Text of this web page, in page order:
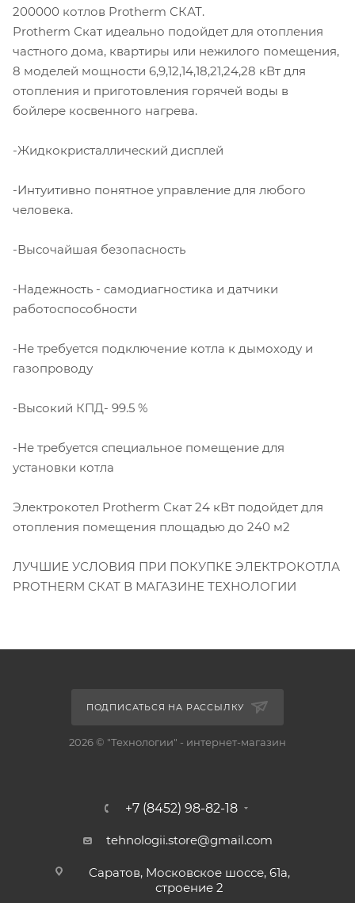
200000 котлов Protherm СКАТ.
Protherm Скат идеально подойдет для отопления
частного дома, квартиры или нежилого помещения,
8 моделей мощности 6,9,12,14,18,21,24,28 кВт для
отопления и приготовления горячей воды в
бойлере косвенного нагрева.
-Жидкокристаллический дисплей
-Интуитивно понятное управление для любого
человека.
-Высочайшая безопасность
-Надежность - самодиагностика и датчики
работоспособности
-Не требуется подключение котла к дымоходу и
газопроводу
-Высокий КПД- 99.5 %
-Не требуется специальное помещение для
установки котла
Электрокотел Protherm Скат 24 кВт подойдет для
отопления помещения площадью до 240 м2
ЛУЧШИЕ УСЛОВИЯ ПРИ ПОКУПКЕ ЭЛЕКТРОКОТЛА
PROTHERM СКАТ В МАГАЗИНЕ ТЕХНОЛОГИИ
ПОДПИСАТЬСЯ НА РАССЫЛКУ
2026 © "Технологии" - интернет-магазин
+7 (8452) 98-82-18
tehnologii.store@gmail.com
Саратов, Московское шоссе, 61а,
строение 2